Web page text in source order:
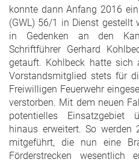
konnte dann Anfang 2016
(GWL) 56/1 in Dienst gestellt
in Gedenken an den
Schriftführer Gerhard
getauft. Kohlbeck hatte sich
Vorstandsmitglied stets für
Freiwilligen Feuerwehr
verstorben. Mit dem neuen
potentielles Einsatzgebiet
hinaus erweitert. So werden
mitgeführt, die nun eine
Förderstrecken wesentlich